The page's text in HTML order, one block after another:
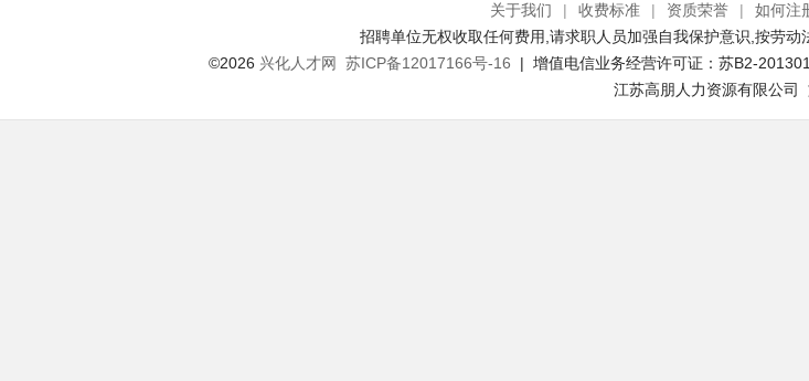
关于我们 | 收费标准 | 资质荣誉 | 如何注
招聘单位无权收取任何费用,请求职人员加强自我保护意识,按劳
©2026 兴化人才网 苏ICP备12017166号-16 | 增值电信业务经营许可证：苏B2-
江苏高朋人力资源有限公司